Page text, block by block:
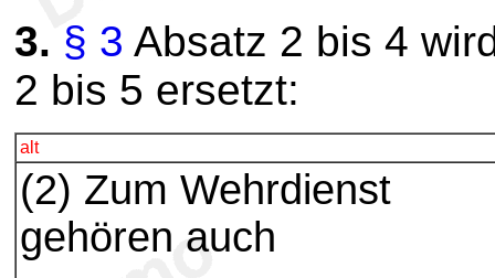
3. § 3 Absatz 2 bis 4
2 bis 5 ersetzt:
alt
(2) Zum Wehrdienst
gehören auch